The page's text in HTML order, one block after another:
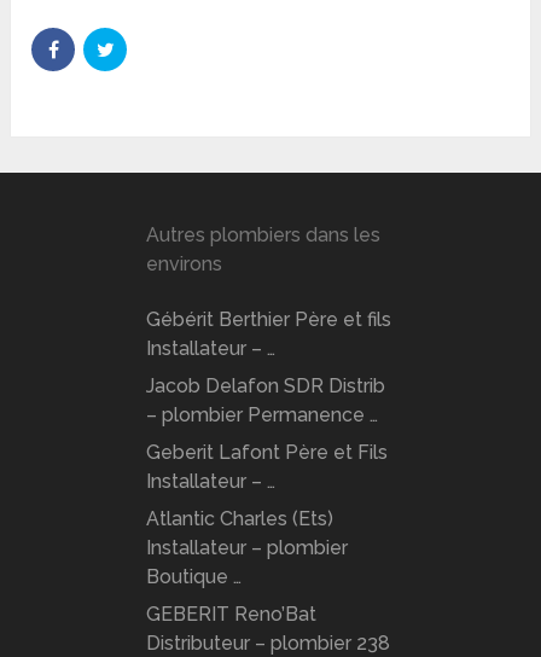
Autres plombiers dans les
environs
Gébérit Berthier Père et fils
Installateur – …
Jacob Delafon SDR Distrib
– plombier Permanence …
Geberit Lafont Père et Fils
Installateur – …
Atlantic Charles (Ets)
Installateur – plombier
Boutique …
GEBERIT Reno’Bat
Distributeur – plombier 238